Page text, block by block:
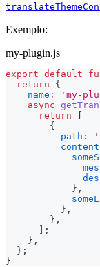
Exemplo:
my-plugin.js
export default
return
{
name : 'my-
async
return
{
path :
content
} ,
} ,
} ,
;
} ,
} ;
}